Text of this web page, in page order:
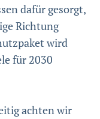
dafür gesorgt,
Richtung
wird
für 2030
achten wir